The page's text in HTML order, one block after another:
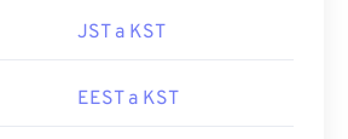
JST a KST
EEST a KST